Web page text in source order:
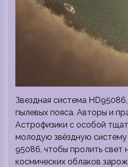
Звездная система
пылевых пояса. Авторы и
Астрофизики с особой
молодую звёздную
95086, чтобы пролить свет
космических облаков